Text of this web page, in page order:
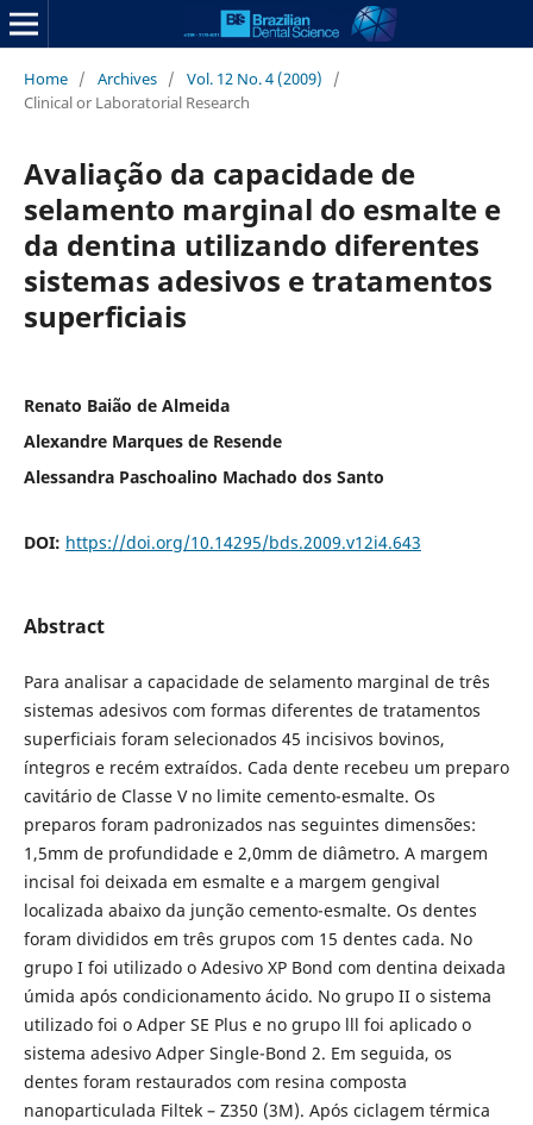
Home / Archives / Vol. 12 No. 4 (2009)
/
Clinical or Laboratorial Research
Avaliação da capacidade de
selamento marginal do esmalte e
da dentina utilizando diferentes
sistemas adesivos e tratamentos
superficiais
Renato Baião de Almeida
Alexandre Marques de Resende
Alessandra Paschoalino Machado dos Santo
DOI: https://doi.org/10.14295/bds.2009.v12i4.643
Abstract
Para analisar a capacidade de selamento marginal de três
sistemas adesivos com formas diferentes de tratamentos
superficiais foram selecionados 45 incisivos bovinos,
íntegros e recém extraídos. Cada dente recebeu um preparo
cavitário de Classe V no limite cemento-esmalte. Os
preparos foram padronizados nas seguintes dimensões:
1,5mm de profundidade e 2,0mm de diâmetro. A margem
incisal foi deixada em esmalte e a margem gengival
localizada abaixo da junção cemento-esmalte. Os dentes
foram divididos em três grupos com 15 dentes cada. No
grupo I foi utilizado o Adesivo XP Bond com dentina deixada
úmida após condicionamento ácido. No grupo II o sistema
utilizado foi o Adper SE Plus e no grupo lll foi aplicado o
sistema adesivo Adper Single-Bond 2. Em seguida, os
dentes foram restaurados com resina composta
nanoparticulada Filtek – Z350 (3M). Após ciclagem térmica